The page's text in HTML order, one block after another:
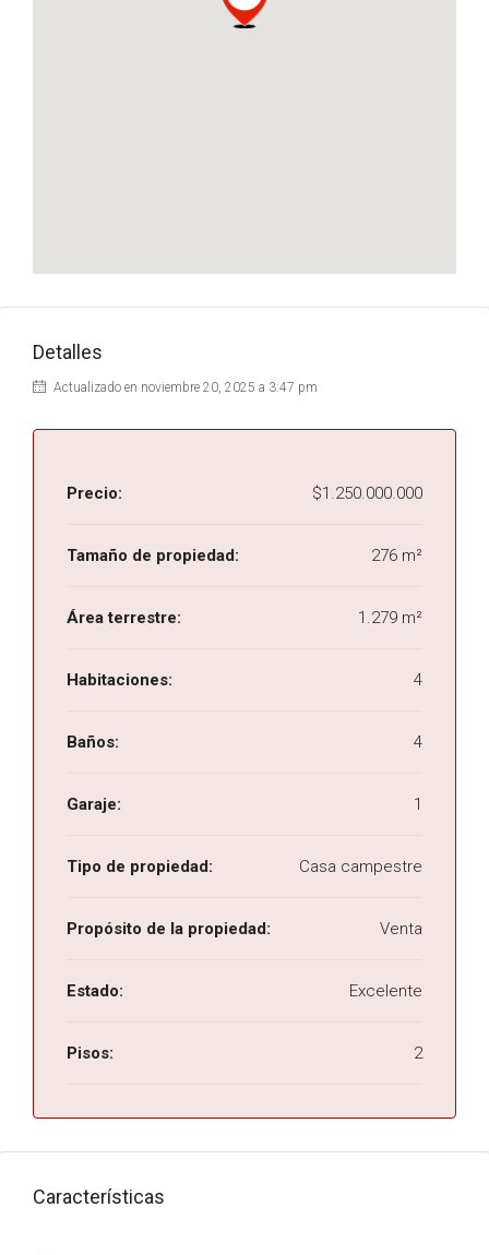
Detalles
Actualizado en noviembre 20, 2025 a 3:47 pm
Precio: $1.250.000.000
Tamaño de propiedad: 276 m²
Área terrestre: 1.279 m²
Habitaciones: 4
Baños: 4
Garaje: 1
Tipo de propiedad: Casa campestre
Propósito de la propiedad: Venta
Estado: Excelente
Pisos: 2
Características